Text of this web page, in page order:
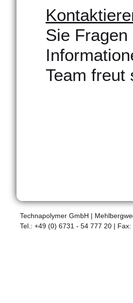
Sie
Team freut
Technapolymer GmbH |
Tel.: +49 (0) 6731 - 54 777 20 |